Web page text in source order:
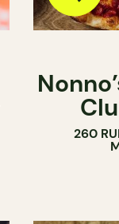
260